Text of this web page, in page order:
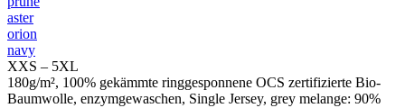
aster
orion
navy
XXS – 5XL
180g/m², 100% gekämmte ringgesponnene OCS zertifizierte Bio-
Baumwolle, enzymgewaschen, Single Jersey, grey melange: 90%